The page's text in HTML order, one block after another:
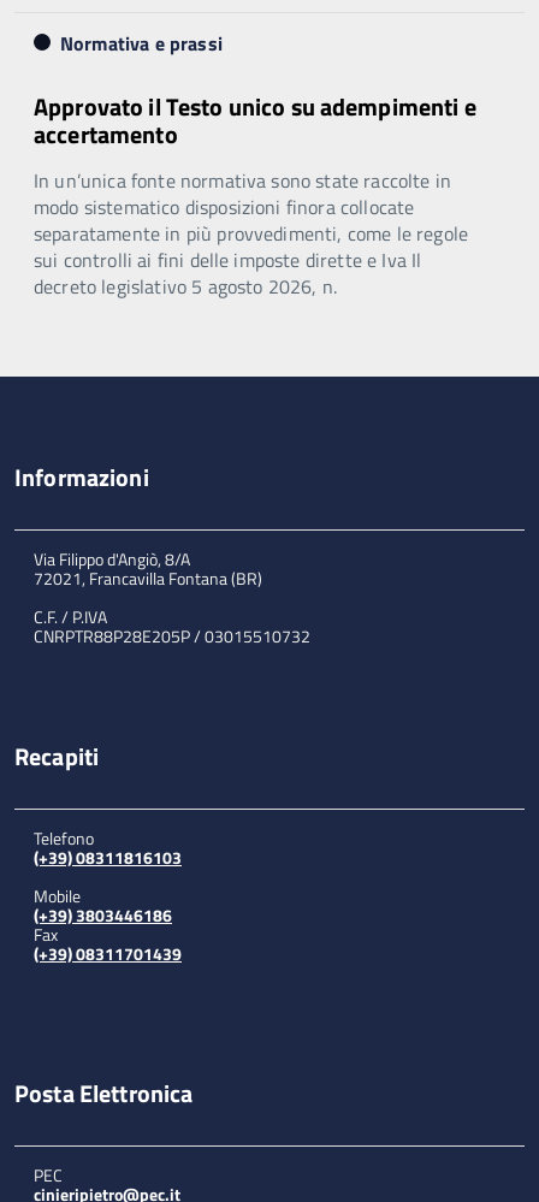
Normativa e prassi
Approvato il Testo unico su adempimenti e
accertamento
In un’unica fonte normativa sono state raccolte in
modo sistematico disposizioni finora collocate
separatamente in più provvedimenti, come le regole
sui controlli ai fini delle imposte dirette e Iva Il
decreto legislativo 5 agosto 2026, n.
Informazioni
Via Filippo d'Angiò, 8/A
72021, Francavilla Fontana (BR)
C.F. / P.IVA
CNRPTR88P28E205P / 03015510732
Recapiti
Telefono
(+39) 08311816103
Mobile
(+39) 3803446186
Fax
(+39) 08311701439
Posta Elettronica
PEC
cinieripietro@pec.it